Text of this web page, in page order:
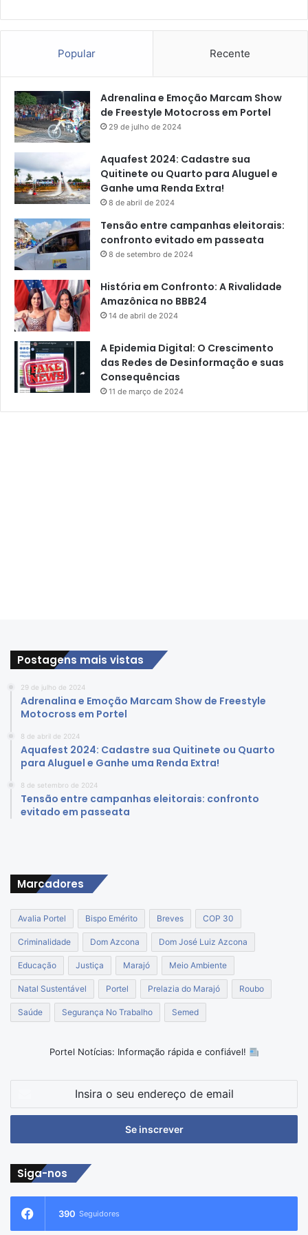
Popular Recente
Adrenalina e Emoção Marcam Show
de Freestyle Motocross em Portel
29 de julho de 2024
Aquafest 2024: Cadastre sua
Quitinete ou Quarto para Aluguel e
Ganhe uma Renda Extra!
8 de abril de 2024
Tensão entre campanhas eleitorais:
confronto evitado em passeata
8 de setembro de 2024
História em Confronto: A Rivalidade
Amazônica no BBB24
14 de abril de 2024
A Epidemia Digital: O Crescimento
das Redes de Desinformação e suas
Consequências
11 de março de 2024
Postagens mais vistas
29 de julho de 2024
Adrenalina e Emoção Marcam Show de Freestyle
Motocross em Portel
8 de abril de 2024
Aquafest 2024: Cadastre sua Quitinete ou Quarto
para Aluguel e Ganhe uma Renda Extra!
8 de setembro de 2024
Tensão entre campanhas eleitorais: confronto
evitado em passeata
Marcadores
Avalia Portel Bispo Emérito Breves COP 30
Criminalidade Dom Azcona Dom José Luiz Azcona
Educação Justiça Marajó Meio Ambiente
Natal Sustentável Portel Prelazia do Marajó Roubo
Saúde Segurança No Trabalho Semed
Portel Notícias: Informação rápida e confiável!
seu
de
Siga-nos
390 Seguidores